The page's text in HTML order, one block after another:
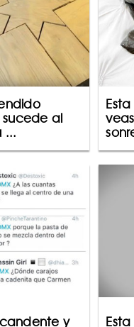
al
...
y